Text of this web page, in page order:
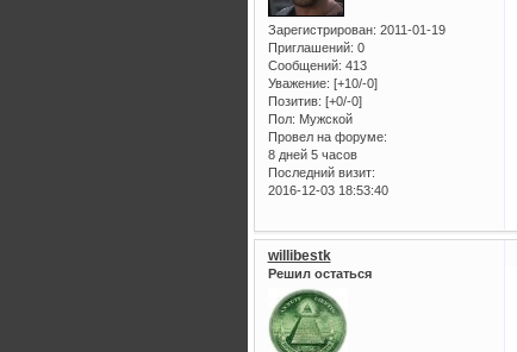
Зарегистрирован: 2011-01-19
Приглашений: 0
Сообщений: 413
Уважение: [+10/-0]
Позитив: [+0/-0]
Пол: Мужской
Провел на форуме:
8 дней 5 часов
Последний визит:
2016-12-03 18:53:40
willibestk
Решил остаться